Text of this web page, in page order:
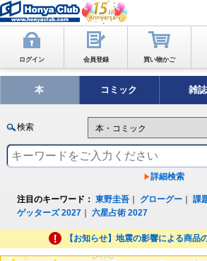
ログイン 会員登録 買い物かご
本 コミック 雑誌
検索
詳細検索
注目のキーワード： 東野圭吾 グローグー ｜課
ゲッターズ 2027 ｜六星占術 2027
【お知らせ】地震の影響による商品